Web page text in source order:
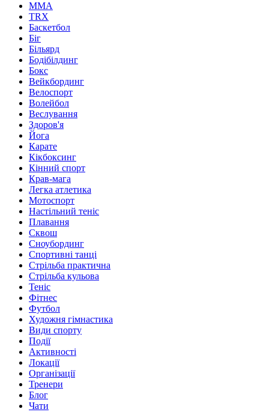
MMA
TRX
Баскетбол
Біг
Більярд
Бодібілдинг
Бокс
Вейкбординг
Велоспорт
Волейбол
Веслування
Здоров'я
Йога
Карате
Кікбоксинг
Кінний спорт
Крав-мага
Легка атлетика
Мотоспорт
Настільний теніс
Плавання
Сквош
Сноубординг
Спортивні танці
Стрільба практична
Стрільба кульова
Теніс
Фітнес
Футбол
Художня гімнастика
Види спорту
Події
Активності
Локації
Організації
Тренери
Блог
Чати